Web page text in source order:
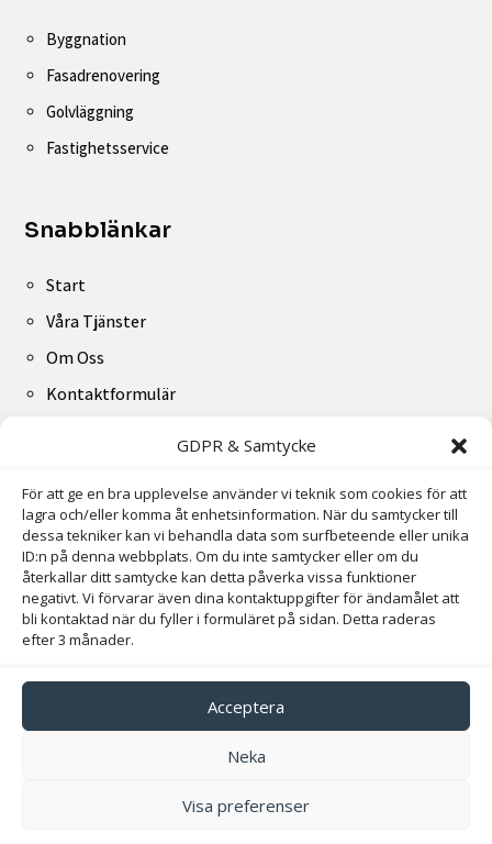
GDPR & Samtycke
För att ge en bra upplevelse använder vi teknik som cookies för att
lagra och/eller komma åt enhetsinformation. När du samtycker till
dessa tekniker kan vi behandla data som surfbeteende eller unika
ID:n på denna webbplats. Om du inte samtycker eller om du
återkallar ditt samtycke kan detta påverka vissa funktioner
negativt. Vi förvarar även dina kontaktuppgifter för ändamålet att
bli kontaktad när du fyller i formuläret på sidan. Detta raderas
efter 3 månader.
Acceptera
Neka
Visa preferenser
Byggnation
Fasadrenovering
Golvläggning
Fastighetsservice
Snabblänkar
Start
Våra Tjänster
Om Oss
Kontaktformulär
Ta kontakt med Lidfixarna AB direkt här – Du kan både
ringa till oss eller skicka ett e-mail så återkopplar vi inom
24 timmar.
Adress